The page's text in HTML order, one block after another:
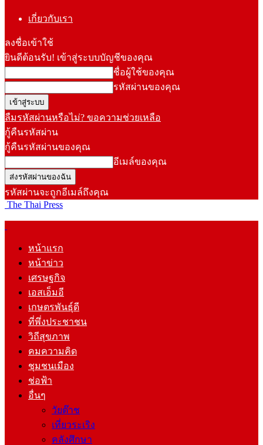
เกี่ยวกับเรา
ลงชื่อเข้าใช้
ยินดีต้อนรับ! เข้าสู่ระบบบัญชีของคุณ
ชื่อผู้ใช้ของคุณ
รหัสผ่านของคุณ
ลืมรหัสผ่านหรือไม่? ขอความช่วยเหลือ
กู้คืนรหัสผ่าน
กู้คืนรหัสผ่านของคุณ
อีเมล์ของคุณ
รหัสผ่านจะถูกอีเมล์ถึงคุณ
The Thai Press
หน้าแรก
หน้าข่าว
เศรษฐกิจ
เอสเอ็มอี
เกษตรพันธุ์ดี
ที่พึ่งประชาชน
วิถีสุขภาพ
คมความคิด
ชุมชนเมือง
ช่อฟ้า
อื่นๆ
วัยต๊าช
เที่ยวระเริง
คลังศึกษา